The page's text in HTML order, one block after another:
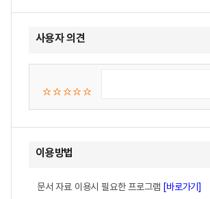
사용자 의견
이용방법
문서 자료 이용시 필요한 프로그램 [바로가기]